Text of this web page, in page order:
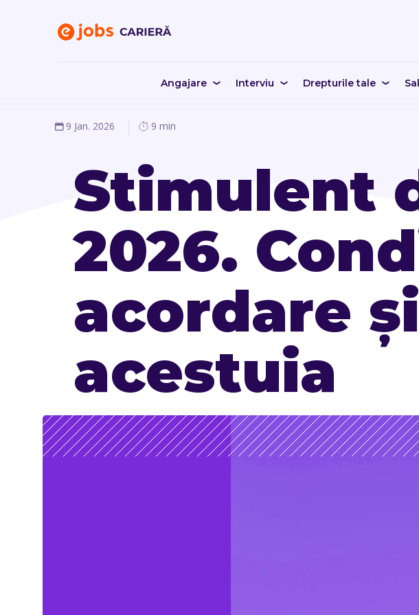
Angajare Interviu Drepturile tale
9 Jan. 2026 9 min
Stimulent
2026.
acordare
acestuia